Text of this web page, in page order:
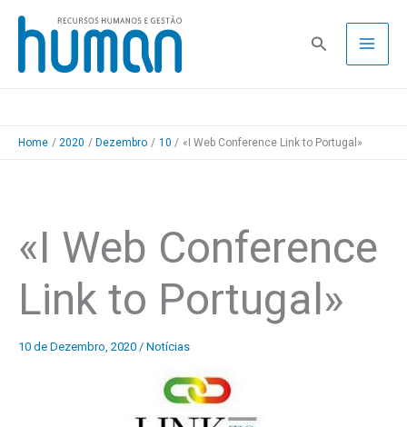
Skip
content
Pesquisa
Home 2020 Dezembro 10 «I Web Conference Link to Portugal»
«I Web Conference
Link to Portugal»
10 de Dezembro, 2020 / Notícias